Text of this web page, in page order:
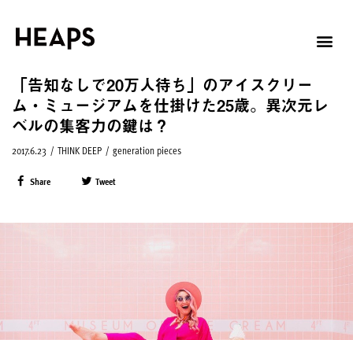
「告知なしで20万人待ち」のアイスクリー
ム・ミュージアムを仕掛けた25歳。異次元レ
ベルの集客力の鍵は？
2017.6.23 / THINK DEEP / generation pieces
Share Tweet